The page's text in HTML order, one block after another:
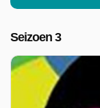
Seizoen 3